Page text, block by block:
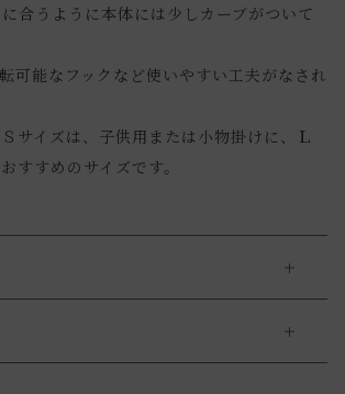
合うように本体には少しカーブがついて
可能なフックなど使いやすい工夫がなされ
サイズは、子供用または小物掛けに、Ｌ
すすめのサイズです。